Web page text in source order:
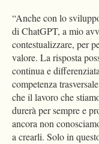
“Anche con lo
di ChatGPT, a mio
contestualizzare, per
valore. La risposta
continua e
competenza
che il lavoro che
durerà per sempre e
ancora non
a crearli. Solo in